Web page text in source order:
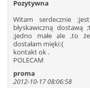
625
631
633
637
638
Pozytywna
Witam serdecznie
błyskawiczną dostawą
;jedno małe ale ,to
dostałam mięki:{
kontakt ok .
POLECAM
proma
2012-10-17 08:06:58